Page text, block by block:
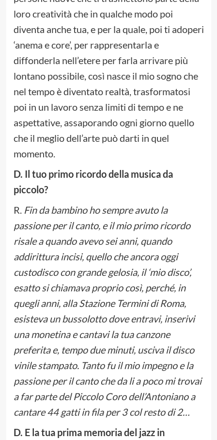
loro creatività che in qualche modo poi
diventa anche tua, e per la quale, poi ti adoperi
‘anema e core’, per rappresentarla e
diffonderla nell’etere per farla arrivare più
lontano possibile, così nasce il mio sogno che
nel tempo è diventato realtà, trasformatosi
poi in un lavoro senza limiti di tempo e ne
aspettative, assaporando ogni giorno quello
che il meglio dell’arte può darti in quel
momento.
D. Il tuo primo ricordo della musica da
piccolo?
R. Fin da bambino ho sempre avuto la
passione per il canto, e il mio primo ricordo
risale a quando avevo sei anni, quando
addirittura incisi, quello che ancora oggi
custodisco con grande gelosia, il ‘mio disco’,
esatto si chiamava proprio così, perché, in
quegli anni, alla Stazione Termini di Roma,
esisteva un bussolotto dove entravi, inserivi
una monetina e cantavi la tua canzone
preferita e, tempo due minuti, usciva il disco
vinile stampato. Tanto fu il mio impegno e la
passione per il canto che da li a poco mi trovai
a far parte del Piccolo Coro dell’Antoniano a
cantare 44 gatti in fila per 3 col resto di 2…
D. E la tua prima memoria del jazz in